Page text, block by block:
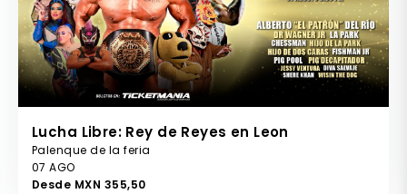
Lucha Libre: Rey de Reyes en Leon
Palenque de la feria
07 AGO
Desde MXN 355,50